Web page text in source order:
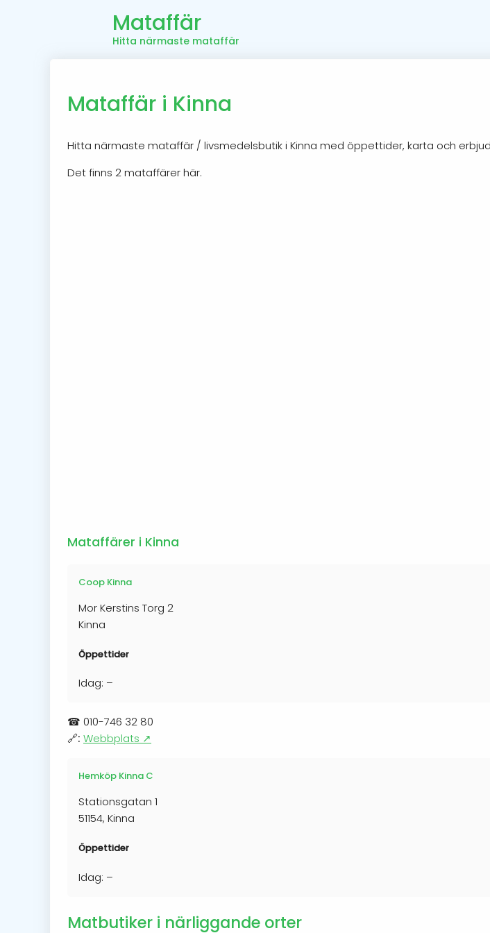
Mataffär
Hitta närmaste mataffär
Mataffär i Kinna
Hitta närmaste mataffär / livsmedelsbutik i Kinna med öppettider, karta och
Det finns 2 mataffärer här.
Mataffärer i Kinna
Coop Kinna
Mor Kerstins Torg 2
Kinna
Öppettider
Idag: –
☎ 010-746 32 80
🔗: Webbplats ↗
Hemköp Kinna C
Stationsgatan 1
51154, Kinna
Öppettider
Idag: –
Matbutiker i närliggande orter